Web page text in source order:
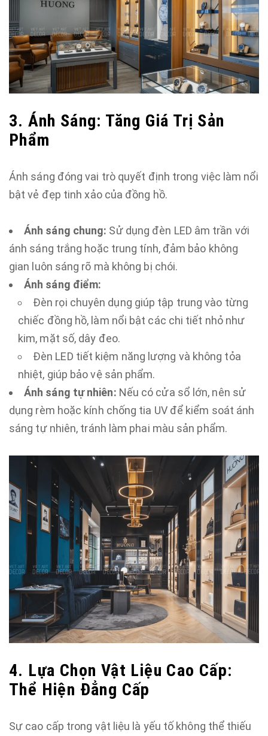
3. Ánh Sáng: Tăng Giá Trị Sản
Phẩm
Ánh sáng đóng vai trò quyết định trong việc làm nổi
bật vẻ đẹp tinh xảo của đồng hồ.
Ánh sáng chung: Sử dụng đèn LED âm trần với
ánh sáng trắng hoặc trung tính, đảm bảo không
gian luôn sáng rõ mà không bị chói.
Ánh sáng điểm:
Đèn rọi chuyên dụng giúp tập trung vào từng
chiếc đồng hồ, làm nổi bật các chi tiết nhỏ như
kim, mặt số, dây đeo.
Đèn LED tiết kiệm năng lượng và không tỏa
nhiệt, giúp bảo vệ sản phẩm.
Ánh sáng tự nhiên: Nếu có cửa sổ lớn, nên sử
dụng rèm hoặc kính chống tia UV để kiểm soát ánh
sáng tự nhiên, tránh làm phai màu sản phẩm.
4. Lựa Chọn Vật Liệu Cao Cấp:
Thể Hiện Đẳng Cấp
Sự cao cấp trong vật liệu là yếu tố không thể thiếu